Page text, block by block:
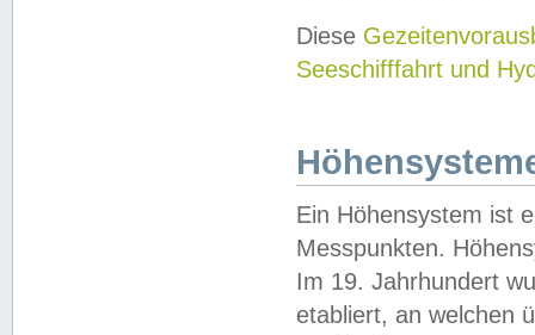
Diese
Seeschifffahrt und
Ein Höhensystem ist
Messpunkten.
Im 19. Jahrhundert
etabliert, an welchen